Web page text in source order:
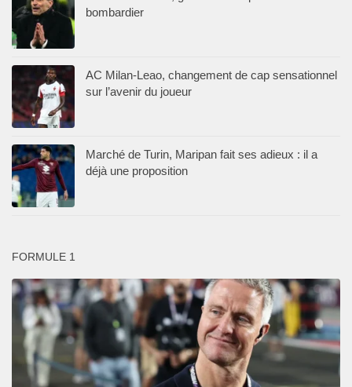
bombardier
AC Milan-Leao, changement de cap sensationnel
sur l’avenir du joueur
Marché de Turin, Maripan fait ses adieux : il a
déjà une proposition
FORMULE 1